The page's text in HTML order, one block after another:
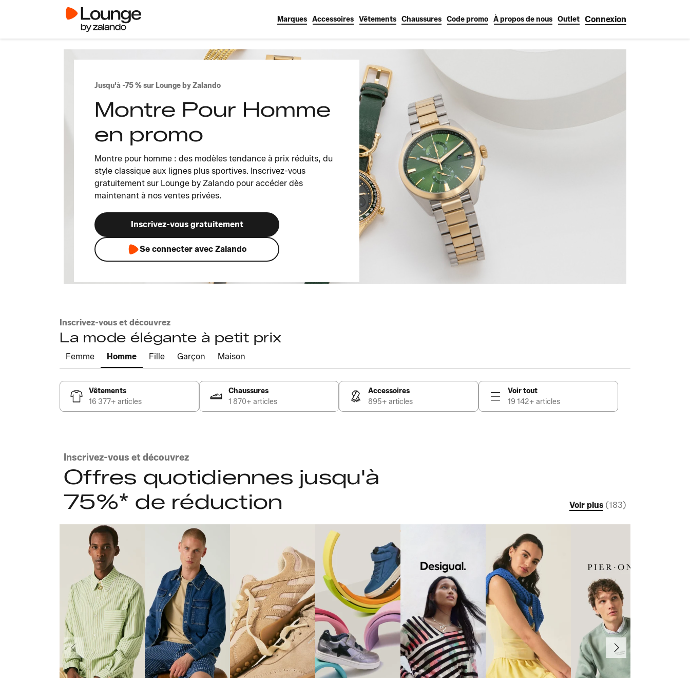
Marques Accessoires Vêtements Chaussures Code promo À propos de nous Outlet Connexion
Jusqu'à -75 % sur Lounge by Zalando
Montre Pour Homme
en promo
Montre pour homme : des modèles tendance à prix réduits, du
style classique aux lignes plus sportives. Inscrivez-vous
gratuitement sur Lounge by Zalando pour accéder dès
maintenant à nos ventes privées.
Inscrivez-vous gratuitement
Se connecter avec Zalando
Inscrivez-vous et découvrez
La mode élégante à petit prix
Femme Homme Fille Garçon Maison
Vêtements
16 377+ articles
Chaussures
1 870+ articles
Accessoires
895+ articles
Voir tout
19 142+ articles
Inscrivez-vous et découvrez
Offres quotidiennes jusqu'à
75%* de réduction
Voir plus (183)
Précédent Suivant